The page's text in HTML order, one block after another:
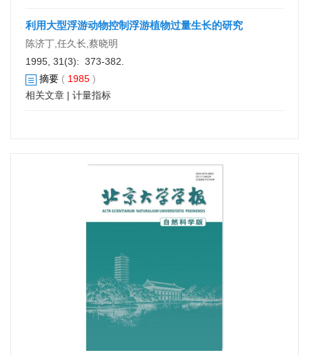
利用大型浮游动物控制浮游植物过量生长的研究
陈济丁,任久长,蔡晓明
1995, 31(3): 373-382.
摘要 ( 1985 )
相关文章 | 计量指标